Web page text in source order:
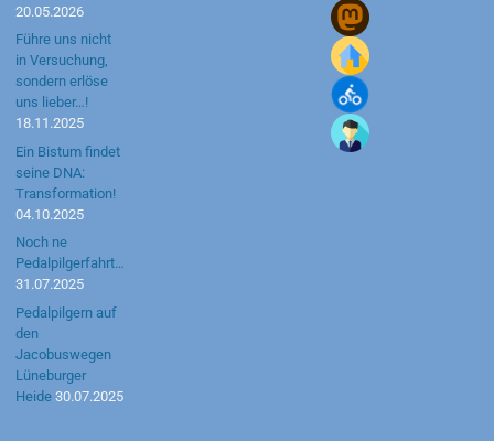
20.05.2026
Führe uns nicht
in Versuchung,
sondern erlöse
uns lieber…!
18.11.2025
Ein Bistum findet
seine DNA:
Transformation!
04.10.2025
Noch ne
Pedalpilgerfahrt…
31.07.2025
Pedalpilgern auf
den
Jacobuswegen
Lüneburger
Heide 30.07.2025